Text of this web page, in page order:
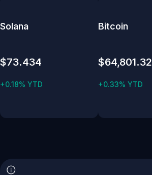
Solana
$73.434
+0.18% YTD
Bitcoin
$64,801.32
+0.33% YTD